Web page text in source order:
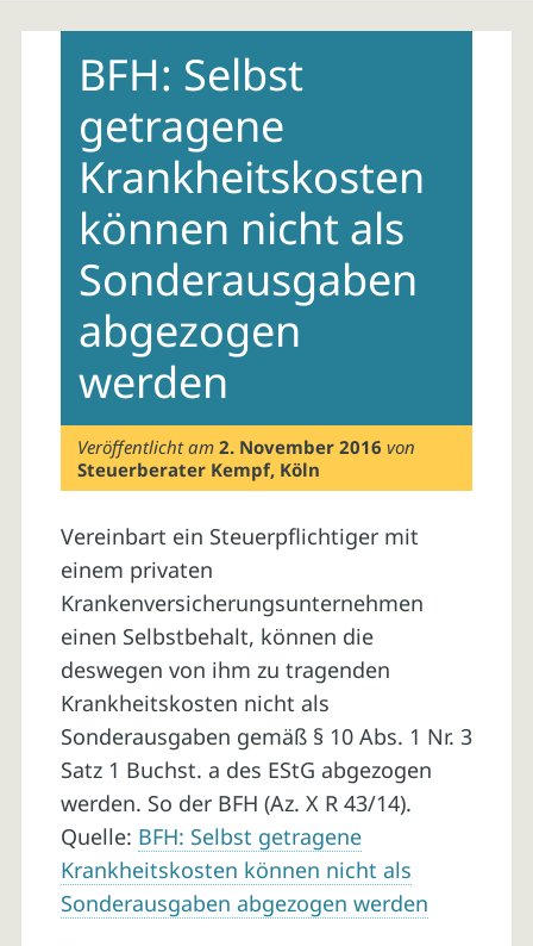
contentBFH: Selbst
getragene
Krankheitskosten
können nicht als
Sonderausgaben
abgezogen
werden
Veröffentlicht am2. November 2016 von
Steuerberater Kempf, Köln
Vereinbart ein Steuerpflichtiger mit
einem privaten
Krankenversicherungsunternehmen
einen Selbstbehalt, können die
deswegen von ihm zu tragenden
Krankheitskosten nicht als
Sonderausgaben gemäß § 10 Abs. 1 Nr. 3
Satz 1 Buchst. a des EStG abgezogen
werden. So der BFH (Az. X R 43/14).
Quelle: BFH: Selbst getragene
Krankheitskosten können nicht als
Sonderausgaben abgezogen werden